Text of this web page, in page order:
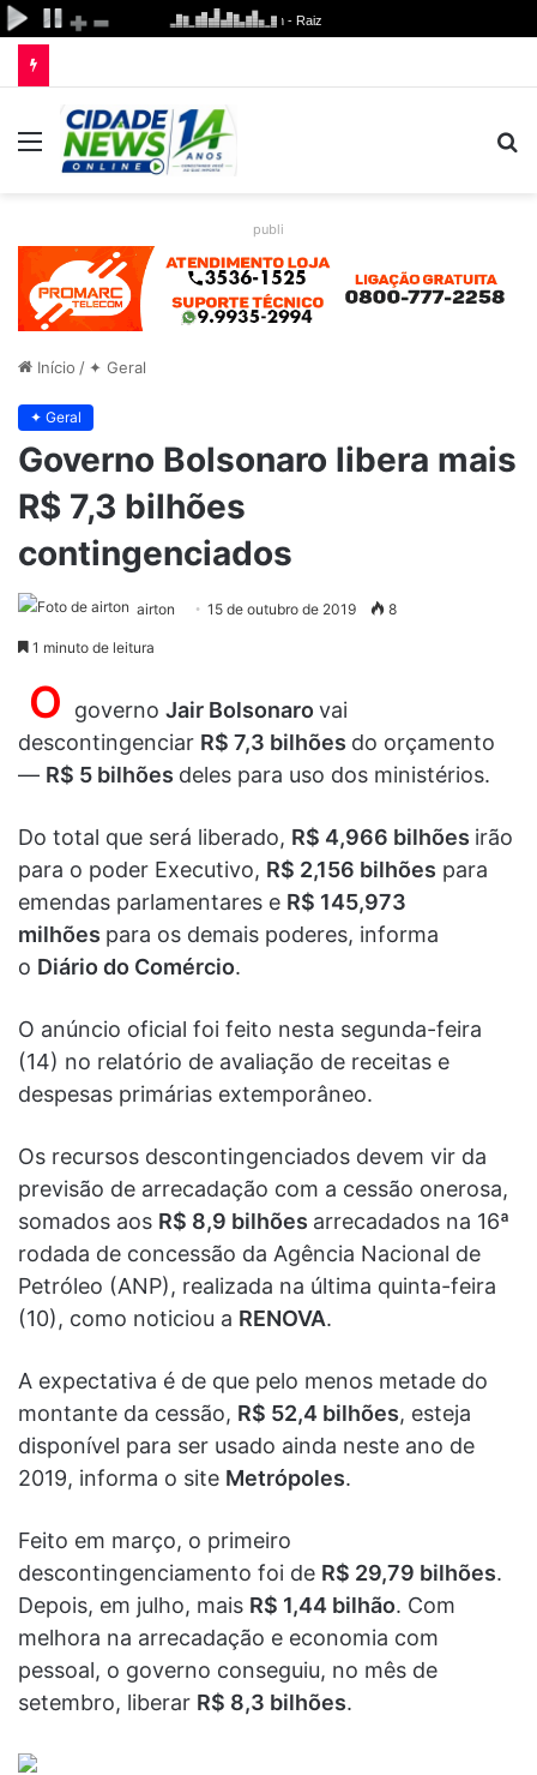
Menu
publi
Início / ✦ Geral
✦ Geral
Governo Bolsonaro libera mais
R$ 7,3 bilhões
contingenciados
airton 15 de outubro de 2019 8
1 minuto de leitura
O governo Jair Bolsonaro vai
descontingenciar R$ 7,3 bilhões do orçamento
— R$ 5 bilhões deles para uso dos ministérios.
Do total que será liberado, R$ 4,966 bilhões irão
para o poder Executivo, R$ 2,156 bilhões para
emendas parlamentares e R$ 145,973
milhões para os demais poderes, informa
o Diário do Comércio.
O anúncio oficial foi feito nesta segunda-feira
(14) no relatório de avaliação de receitas e
despesas primárias extemporâneo.
Os recursos descontingenciados devem vir da
previsão de arrecadação com a cessão onerosa,
somados aos R$ 8,9 bilhões arrecadados na 16ª
rodada de concessão da Agência Nacional de
Petróleo (ANP), realizada na última quinta-feira
(10), como noticiou a RENOVA.
A expectativa é de que pelo menos metade do
montante da cessão, R$ 52,4 bilhões, esteja
disponível para ser usado ainda neste ano de
2019, informa o site Metrópoles.
Feito em março, o primeiro
descontingenciamento foi de R$ 29,79 bilhões.
Depois, em julho, mais R$ 1,44 bilhão. Com
melhora na arrecadação e economia com
pessoal, o governo conseguiu, no mês de
setembro, liberar R$ 8,3 bilhões.